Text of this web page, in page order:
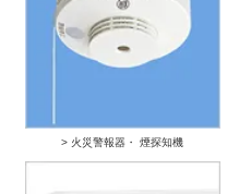
> 火災警報器・ 煙探知機